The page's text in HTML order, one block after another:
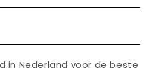
in Nederland voor de beste